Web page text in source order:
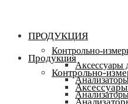
ПРОДУКЦИЯ
Контрольно-
Аксессуары
Продукция
Контрольно-